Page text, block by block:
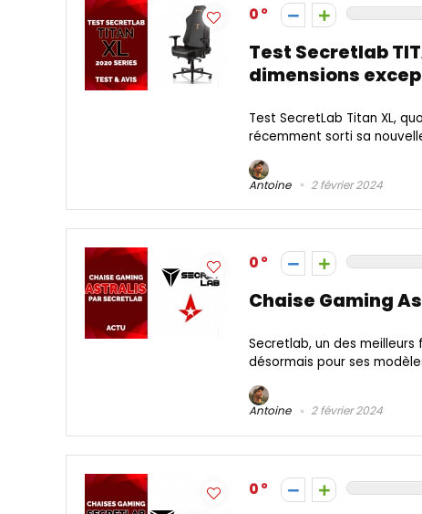
0
Test Secretlab
dimensions
Test SecretLab Titan XL,
récemment sorti sa
Antoine 2 février 2024
0
Chaise Gaming
Secretlab, un des
désormais pour ses
Antoine 2 février 2024
0